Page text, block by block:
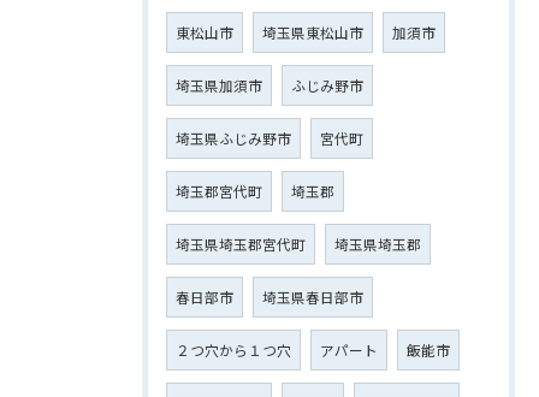
東松山市 埼玉県東松山市 加須市
埼玉県加須市 ふじみ野市
埼玉県ふじみ野市 宮代町
埼玉郡宮代町 埼玉郡
埼玉県埼玉郡宮代町 埼玉県埼玉郡
春日部市 埼玉県春日部市
２つ穴から１つ穴 アパート 飯能市